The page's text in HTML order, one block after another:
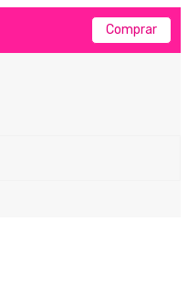
Comprar